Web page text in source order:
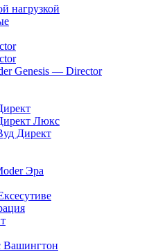
нагрузкой
Genesis — Director
Люкс
Директ
Эра